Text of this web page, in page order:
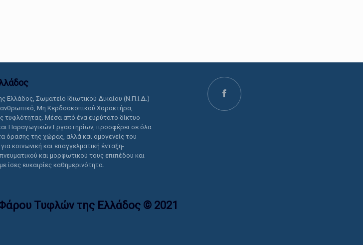
Ελλάδος, Σωματείο Ιδιωτικού Δικαίου (Ν.Π.Ι.Δ.)
Μη Κερδοσκοπικού Χαρακτήρα,
τυφλότητας. Μέσα από ένα ευρύτατο δίκτυο
Παραγωγικών Εργαστηρίων, προσφέρει σε όλα
όρασης της χώρας, αλλά και ομογενείς του
κοινωνική και επαγγελματική ένταξη-
και μορφωτικού τους επιπέδου και
ίσες ευκαιρίες καθημερινότητα.
Τυφλών της Ελλάδoς © 2021